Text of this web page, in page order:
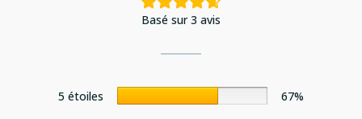
Basé sur 3 avis
5 étoiles 67%